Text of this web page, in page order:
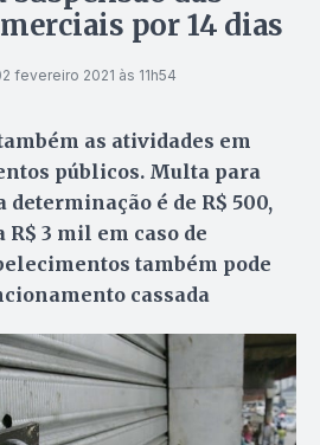
por 14 dias
fevereiro 2021 às 11h54
as atividades em
públicos. Multa para
é de R$ 500,
3 mil em caso de
também pode
cassada